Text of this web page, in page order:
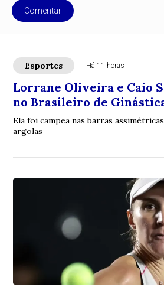
Comentar
Esportes Há 11 horas
Lorrane Oliveira e Caio
no Brasileiro de
Ela foi campeã nas barras
argolas